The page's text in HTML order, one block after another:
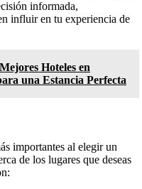
informada,
influir en tu experiencia de
Hoteles en
una Estancia Perfecta
importantes al elegir un
de los lugares que deseas